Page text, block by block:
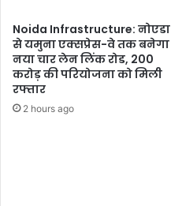
सरकार,
एसीएस
ने
रखा
व्यापक
रोडमैप
Noida Infrastructure: नोएडा
से यमुना एक्सप्रेस-वे तक बनेगा
नया चार लेन लिंक रोड, 200
करोड़ की परियोजना को मिली
रफ्तार
2 hours ago